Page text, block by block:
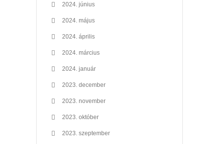
2024. június
2024. május
2024. április
2024. március
2024. január
2023. december
2023. november
2023. október
2023. szeptember